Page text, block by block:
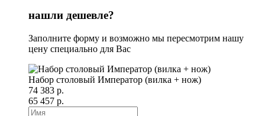
нашли дешевле?
Заполните форму и возможно мы пересмотрим нашу
цену специально для Вас
Набор столовый Император (вилка + нож)
74 383 р.
65 457 р.